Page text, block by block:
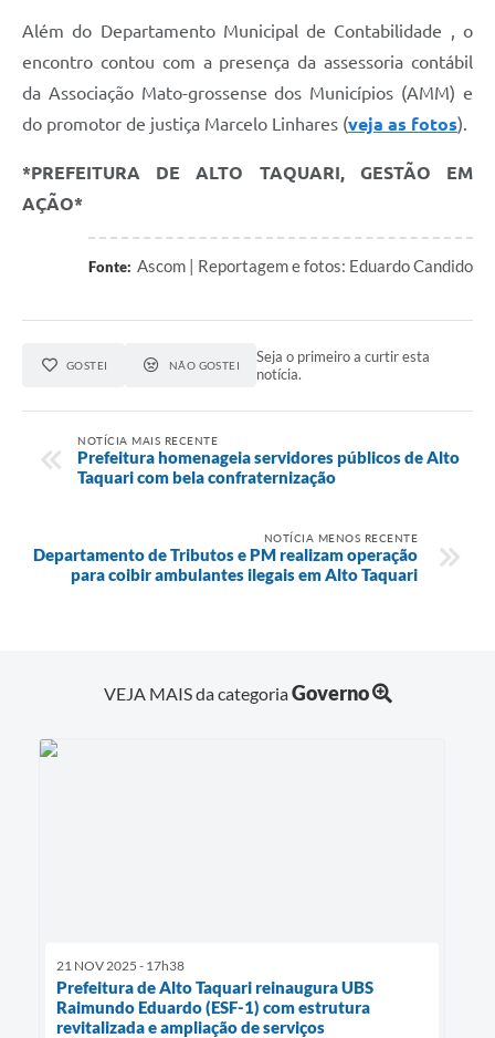
Além do Departamento Municipal de Contabilidade , o
encontro contou com a presença da assessoria contábil
da Associação Mato-grossense dos Municípios (AMM) e
do promotor de justiça Marcelo Linhares (veja as fotos).
*PREFEITURA DE ALTO TAQUARI, GESTÃO EM
AÇÃO*
Fonte: Ascom | Reportagem e fotos: Eduardo Candido
GOSTEI NÃO GOSTEI
Seja o primeiro a curtir esta
notícia.
NOTÍCIA MAIS RECENTE
Prefeitura homenageia servidores públicos de Alto
Taquari com bela confraternização
NOTÍCIA MENOS RECENTE
Departamento de Tributos e PM realizam operação
para coibir ambulantes ilegais em Alto Taquari
VEJA MAIS da categoriaGoverno
21 NOV 2025 - 17h38
Prefeitura de Alto Taquari reinaugura UBS
Raimundo Eduardo (ESF-1) com estrutura
revitalizada e ampliação de serviços